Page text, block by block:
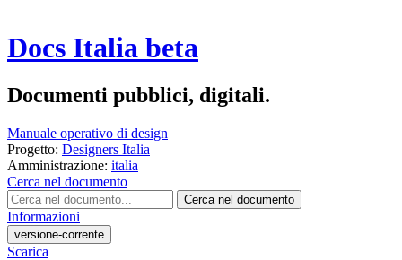
Docs Italia beta
Documenti pubblici, digitali.
Manuale operativo di design
Progetto: Designers Italia
Amministrazione: italia
Cerca nel documento
Cerca nel documento
Informazioni
versione-corrente
Scarica